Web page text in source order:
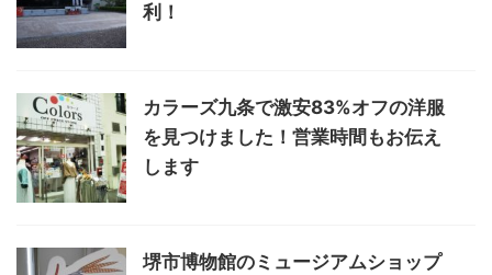
利！
カラーズ九条で激安83%オフの洋服
を見つけました！営業時間もお伝え
します
堺市博物館のミュージアムショップ